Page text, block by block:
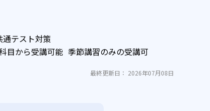
通テスト対策
目から受講可能 季節講習のみの受講可
最終更新日： 2026年07月08日